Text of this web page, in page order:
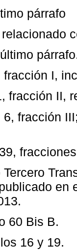
párrafo
I,
fracción II,
fracción
en
60 Bis B.
16 y 19.